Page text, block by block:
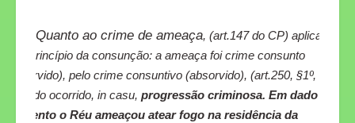
Quanto ao crime de ameaça, (art.147 do CP) aplica-
se o princípio da consunção: a ameaça foi crime consunto
(absorvido), pelo crime consuntivo (absorvido), (art.250, §1º,
II) tendo ocorrido, in casu, progressão criminosa. Em dado
momento o Réu ameaçou atear fogo na residência da